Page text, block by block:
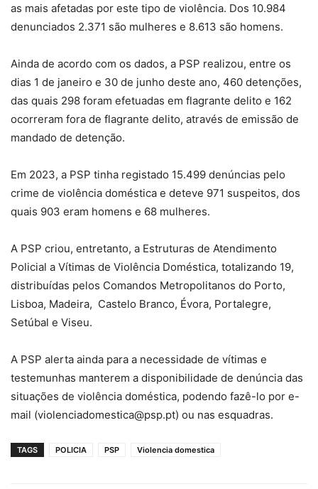
as mais afetadas por este tipo de violência. Dos 10.984
denunciados 2.371 são mulheres e 8.613 são homens.
Ainda de acordo com os dados, a PSP realizou, entre os
dias 1 de janeiro e 30 de junho deste ano, 460 detenções,
das quais 298 foram efetuadas em flagrante delito e 162
ocorreram fora de flagrante delito, através de emissão de
mandado de detenção.
Em 2023, a PSP tinha registado 15.499 denúncias pelo
crime de violência doméstica e deteve 971 suspeitos, dos
quais 903 eram homens e 68 mulheres.
A PSP criou, entretanto, a Estruturas de Atendimento
Policial a Vítimas de Violência Doméstica, totalizando 19,
distribuídas pelos Comandos Metropolitanos do Porto,
Lisboa, Madeira, Castelo Branco, Évora, Portalegre,
Setúbal e Viseu.
A PSP alerta ainda para a necessidade de vítimas e
testemunhas manterem a disponibilidade de denúncia das
situações de violência doméstica, podendo fazê-lo por e-
mail (violenciadomestica@psp.pt) ou nas esquadras.
TAGS POLICIA PSP Violencia domestica